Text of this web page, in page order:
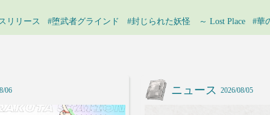
リリース #堕武者グラインド #封じられた妖怪 ～ Lost Place #華
06 ニュース 2026/08/05